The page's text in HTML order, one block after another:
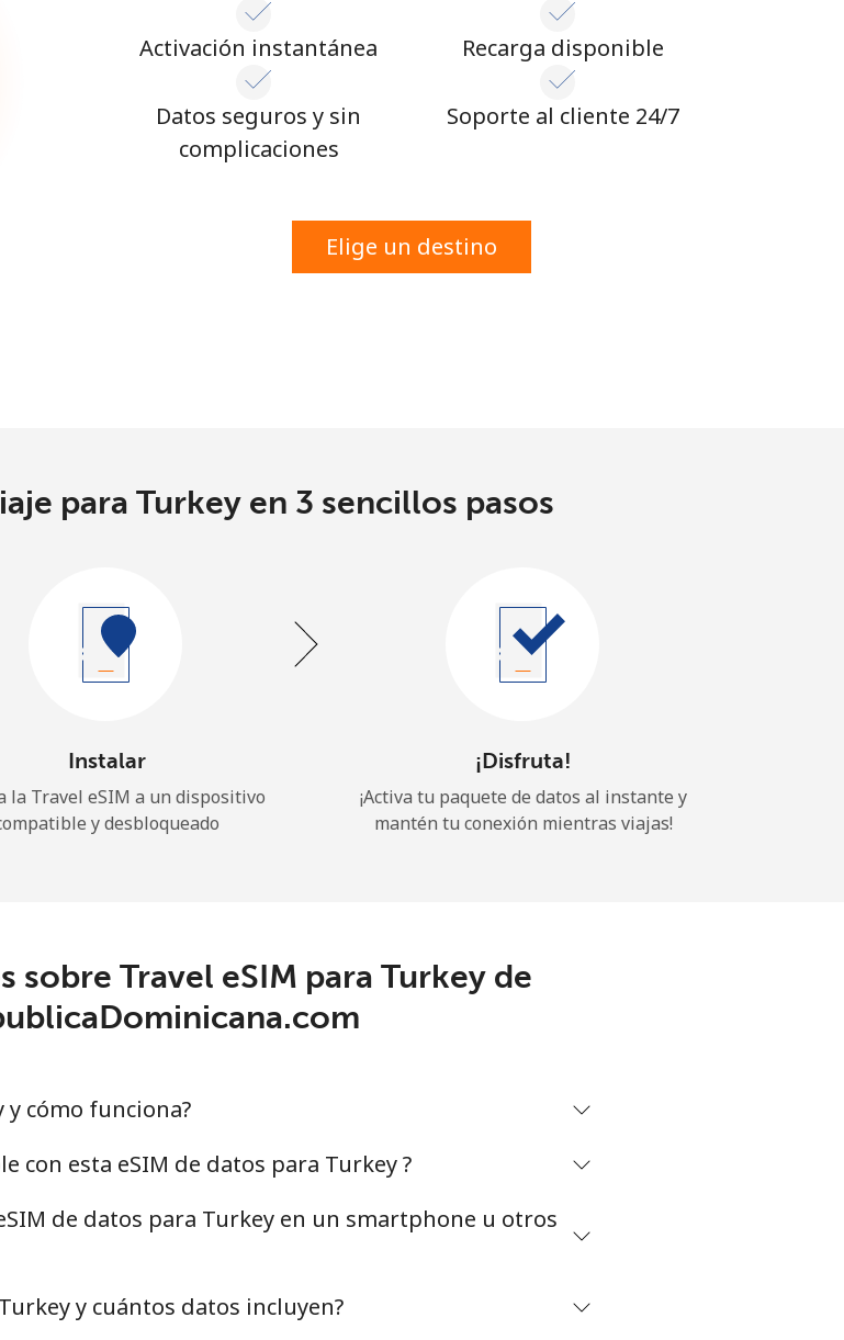
Activación instantánea
Datos seguros y sin
complicaciones
Recarga disponible
Soporte al cliente 24/7
Elige un destino
para Turkey en 3 sencillos pasos
Instalar
la Travel eSIM a un dispositivo
y desbloqueado
¡Disfruta!
¡Activa tu paquete de datos al instante y
mantén tu conexión mientras viajas!
sobre Travel eSIM para Turkey de
y cómo funciona?
con esta eSIM de datos para Turkey ?
de datos para Turkey en un smartphone u otros
y cuántos datos incluyen?